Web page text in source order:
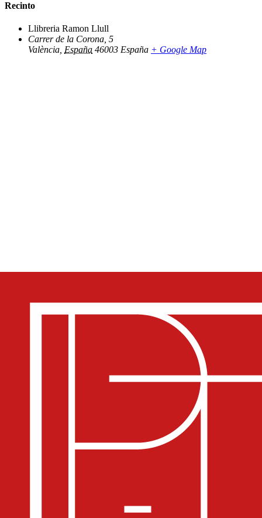
Recinto
Llibreria Ramon Llull
Carrer de la Corona, 5
València España 46003 España + Google Map